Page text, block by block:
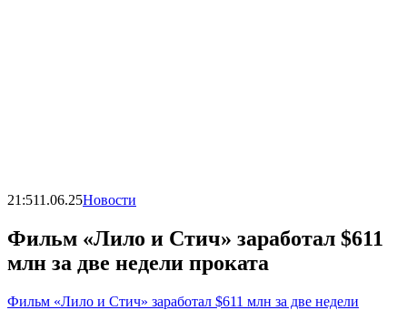
21:511.06.25Новости
Фильм «Лило и Стич» заработал $611
млн за две недели проката
Фильм «Лило и Стич» заработал $611 млн за две недели